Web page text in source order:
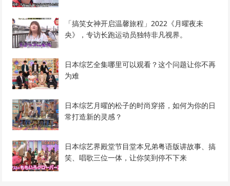
「搞笑女神开启温馨旅程」2022《月曜夜未
央》，专访长跑运动员独特非凡视界。
日本综艺全集哪里可以观看？这个问题让你不再
为难
日本综艺月曜的松子的时尚穿搭，如何为你的日
常打造新的灵感？
日本综艺界殿堂节目堂本兄弟粤语版讲故事、搞
笑、唱歌三位一体，让你笑到停不下来